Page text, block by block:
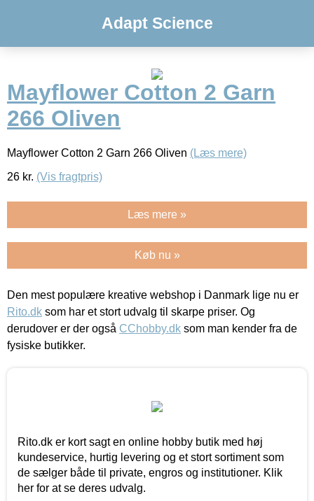
Adapt Science
Mayflower Cotton 2 Garn
266 Oliven
Mayflower Cotton 2 Garn 266 Oliven (Læs mere)
26 kr. (Vis fragtpris)
Læs mere »
Køb nu »
Den mest populære kreative webshop i Danmark lige nu er
Rito.dk som har et stort udvalg til skarpe priser. Og
derudover er der også CChobby.dk som man kender fra de
fysiske butikker.
Rito.dk er kort sagt en online hobby butik med høj
kundeservice, hurtig levering og et stort sortiment som
de sælger både til private, engros og institutioner. Klik
her for at se deres udvalg.